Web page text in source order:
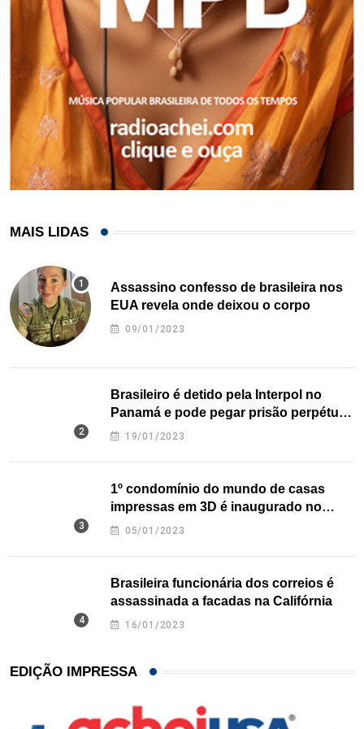
MAIS LIDAS
Assassino confesso de brasileira nos
EUA revela onde deixou o corpo
09/01/2023
Brasileiro é detido pela Interpol no
Panamá e pode pegar prisão perpétua
nos EUA
19/01/2023
1º condomínio do mundo de casas
impressas em 3D é inaugurado no
Texas
05/01/2023
Brasileira funcionária dos correios é
assassinada a facadas na Califórnia
16/01/2023
EDIÇÃO IMPRESSA